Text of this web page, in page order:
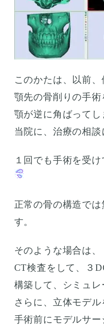
このかたは、以前
顎先の骨削りの手
顎が逆に角ばってし
当院に、治療の相談
１回でも手術を受け
正常の骨の構造で
す。
そのような場合は、
CT検査をして、３
構築して、シミュレ
さらに、立体モデル
手術前にモデルサー